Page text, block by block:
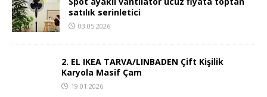
satılık serinletici
03.05.2026
2. EL IKEA TARVA/LINBADEN Çift Kişilik
Karyola Masif Çam
19.01.2026